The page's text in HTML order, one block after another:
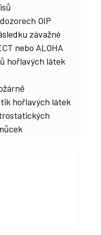
OIP
závažné
nebo ALOHA
hořlavých látek
hořlavých látek